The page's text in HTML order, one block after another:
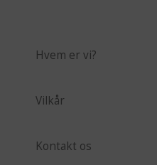
Hvem er vi?
Vilkår
Kontakt os